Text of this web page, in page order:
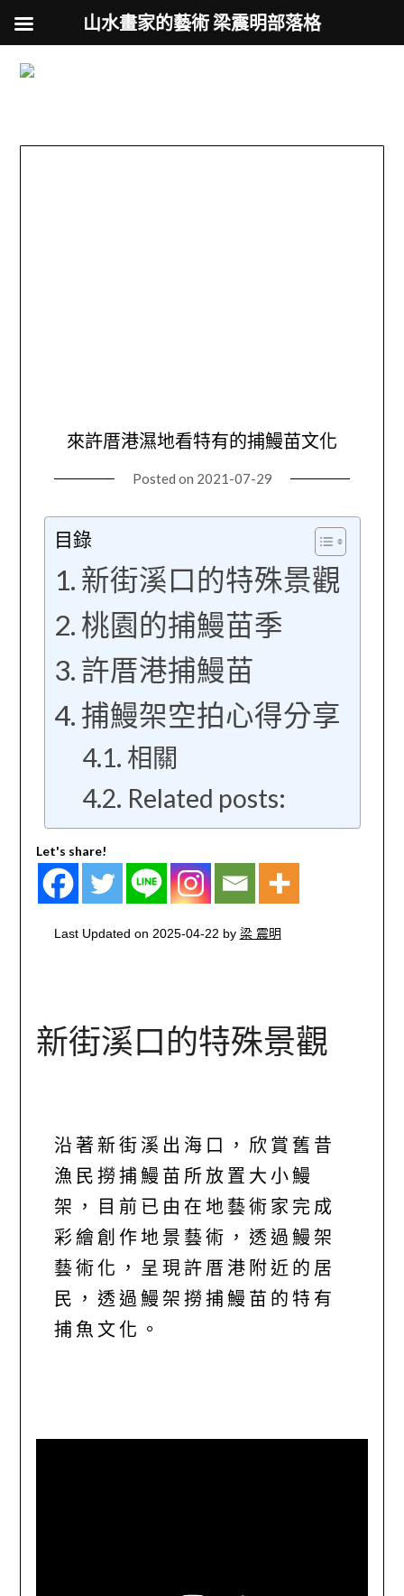
來許厝港濕地看特有的捕鰻苗文化
Posted on 2021-07-29
目錄
新街溪口的特殊景觀
桃園的捕鰻苗季
許厝港捕鰻苗
捕鰻架空拍心得分享
相關
Related posts:
Let's share!
Last Updated on 2025-04-22 by 梁 震明
新街溪口的特殊景觀
沿著新街溪出海口，欣賞舊昔
漁民撈捕鰻苗所放置大小鰻
架，目前已由在地藝術家完成
彩繪創作地景藝術，透過鰻架
藝術化，呈現許厝港附近的居
民，透過鰻架撈捕鰻苗的特有
捕魚文化。
山水畫家的藝術 梁震明部落格